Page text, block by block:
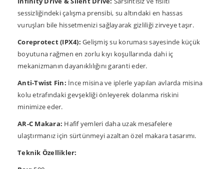
sessizliğindeki çalışma prensibi, su altındaki en hassas
vuruşları bile hissetmenizi sağlayarak gizliliği zirveye taşır.
Coreprotect (IPX4): Gelişmiş su koruması sayesinde küçük
boyutuna rağmen en zorlu kıyı koşullarında dahi iç
mekanizmanın dayanıklılığını garanti eder.
Anti-Twist Fin: İnce misina ve iplerle yapılan avlarda misina
kolu etrafındaki gevşekliği önleyerek dolanma riskini
minimize eder.
AR-C Makara: Hafif yemleri daha uzak mesafelere
ulaştırmanız için sürtünmeyi azaltan özel makara tasarımı.
Teknik Özellikler: